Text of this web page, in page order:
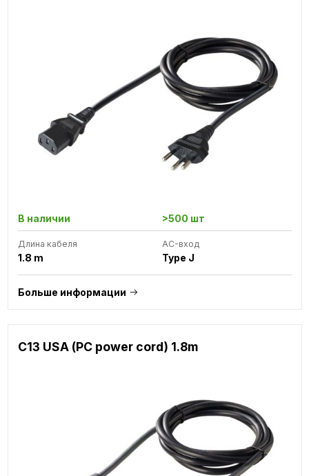
В наличии >500 шт
Длина кабеля
1.8 m
AC-вход
Type J
Больше информации
C13 USA (PC power cord) 1.8m